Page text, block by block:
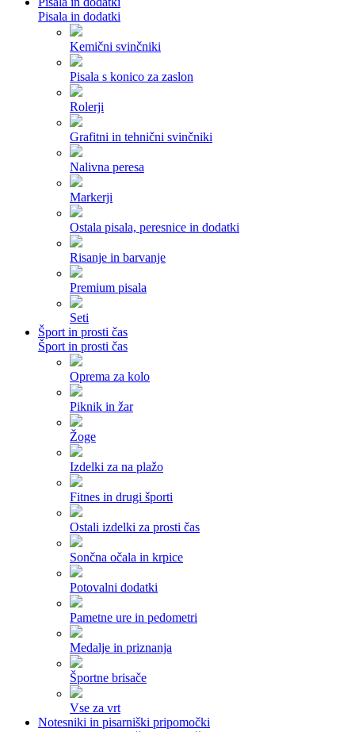
Pisala in dodatki
Kemični svinčniki
Pisala s konico za zaslon
Rolerji
Grafitni in tehnični svinčniki
Nalivna peresa
Markerji
Ostala pisala, peresnice in dodatki
Risanje in barvanje
Premium pisala
Seti
Šport in prosti čas
Šport in prosti čas
Oprema za kolo
Piknik in žar
Žoge
Izdelki za na plažo
Fitnes in drugi športi
Ostali izdelki za prosti čas
Sončna očala in krpice
Potovalni dodatki
Pametne ure in pedometri
Medalje in priznanja
Športne brisače
Vse za vrt
Notesniki in pisarniški pripomočki